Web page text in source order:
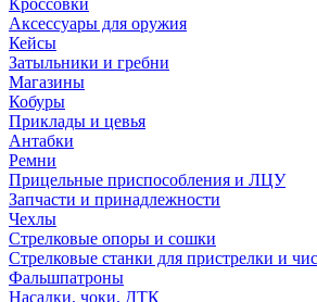
Кроссовки
Аксессуары для оружия
Кейсы
Затыльники и гребни
Магазины
Кобуры
Приклады и цевья
Антабки
Ремни
Прицельные приспособления и ЛЦУ
Запчасти и принадлежности
Чехлы
Стрелковые опоры и сошки
Стрелковые станки для пристрелки и
Фальшпатроны
Насадки, чоки, ДТК